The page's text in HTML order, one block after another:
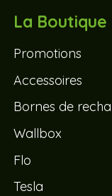
La Boutique
Promotions
Accessoires
Bornes de
Wallbox
Flo
Tesla